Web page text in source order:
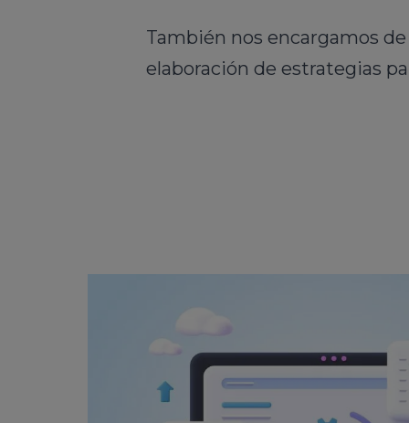
También nos encargamos
elaboración de estrategias